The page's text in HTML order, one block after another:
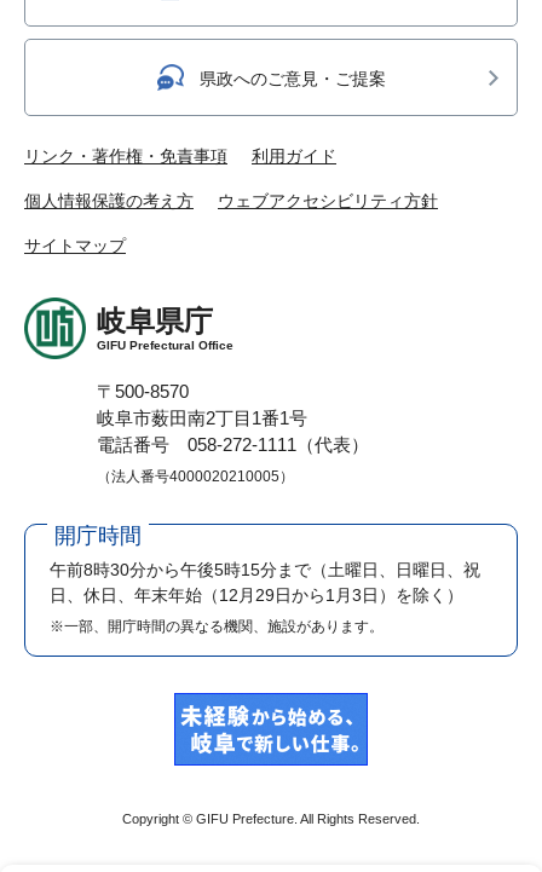
県政へのご意見・ご提案
リンク・著作権・免責事項 利用ガイド
個人情報保護の考え方 ウェブアクセシビリティ方針
サイトマップ
岐阜県庁
GIFU Prefectural Office
〒500-8570
岐阜市薮田南2丁目1番1号
電話番号 058-272-1111（代表）
（法人番号4000020210005）
開庁時間
午前8時30分から午後5時15分まで （土曜日、日曜日、祝
日、休日、年末年始（12月29日から1月3日）を除く）
※一部、開庁時間の異なる機関、施設があります。
Copyright © GIFU Prefecture. All Rights Reserved.